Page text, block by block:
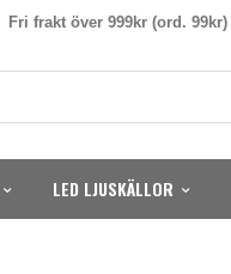
Fri frakt över 999kr (ord. 99kr)
LED LJUSKÄLLOR